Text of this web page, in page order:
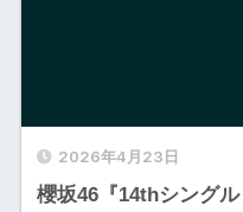
2026年4月23日
櫻坂46『14thシング